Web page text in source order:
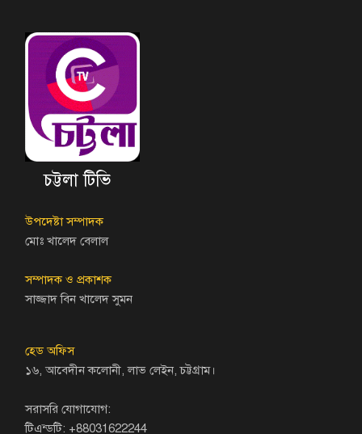
চট্টলা টিভি
উপদেষ্টা সম্পাদক
মোঃ খালেদ বেলাল
সম্পাদক ও প্রকাশক
সাজ্জাদ বিন খালেদ সুমন
হেড অফিস
১৬, আবেদীন কলোনী, লাভ লেইন, চট্টগ্রাম।
সরাসরি যোগাযোগ:
টিএন্ডটি: +88031622244